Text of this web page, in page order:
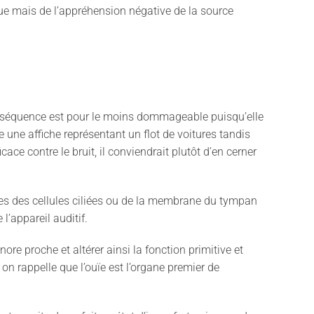
mais de l’appréhension négative de la source
est pour le moins dommageable puisqu’elle
une affiche représentant un flot de voitures tandis
contre le bruit, il conviendrait plutôt d’en cerner
des cellules ciliées ou de la membrane du tympan
l’appareil auditif.
proche et altérer ainsi la fonction primitive et
rappelle que l’ouïe est l’organe premier de